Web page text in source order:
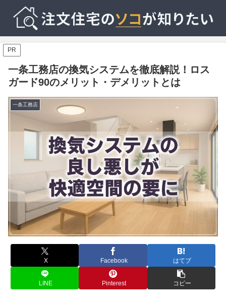
PR
一条工務店の換気システムを徹底解説！ロス
ガード90のメリット・デメリットとは
一条工務店
X Facebook はてブ
LINE Pinterest コピー